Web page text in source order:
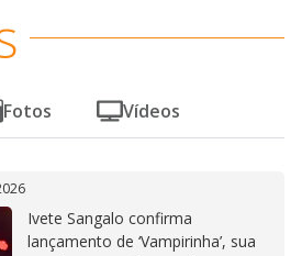
Fotos Vídeos
Ivete Sangalo confirma
lançamento de ‘Vampirinha’, sua